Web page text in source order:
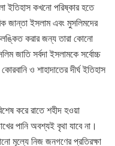
ইতিহাস কখনো পরিষ্কার হতে
জান্তা ইসলাম এবং মুসলিমদের
করার জন্য তারা কোনো
জাতি সর্বদা ইসলামকে সর্বোচ্চ
ও শাহাদাতের দীর্ঘ ইতিহাস
করে রাতে শহীদ হওয়া
পানি অবশ্যই বৃথা যাবে না।
মূল্যে নিজ জনগণের প্রতিরক্ষা